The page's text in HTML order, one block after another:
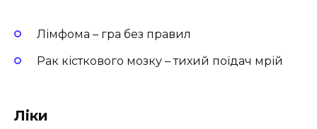
Лімфома – гра без правил
Рак кісткового мозку – тихий поїдач мрій
Ліки